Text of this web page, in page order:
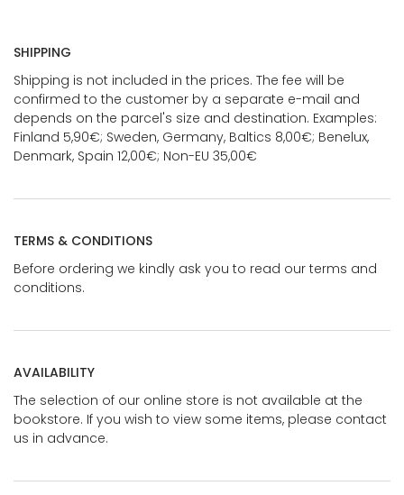
SHIPPING
Shipping is not included in the prices. The fee will be
confirmed to the customer by a separate e-mail and
depends on the parcel's size and destination. Examples:
Finland 5,90€; Sweden, Germany, Baltics 8,00€; Benelux,
Denmark, Spain 12,00€; Non-EU 35,00€
TERMS & CONDITIONS
Before ordering we kindly ask you to read our terms and
conditions.
AVAILABILITY
The selection of our online store is not available at the
bookstore. If you wish to view some items, please contact
us in advance.